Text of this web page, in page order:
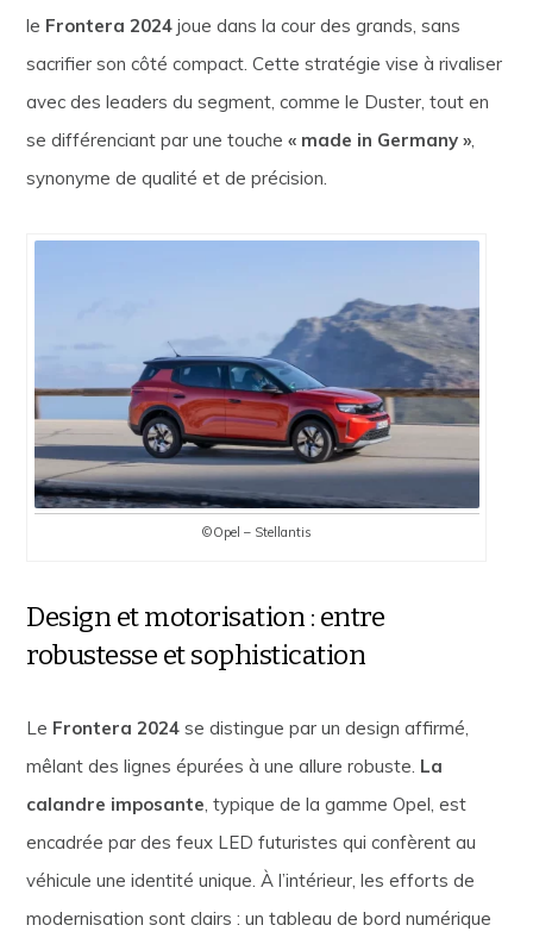
le Frontera 2024 joue dans la cour des grands, sans
sacrifier son côté compact. Cette stratégie vise à rivaliser
avec des leaders du segment, comme le Duster, tout en
se différenciant par une touche« made in Germany »,
synonyme de qualité et de précision.
©Opel – Stellantis
Design et motorisation : entre
robustesse et sophistication
Le Frontera 2024 se distingue par un design affirmé,
mêlant des lignes épurées à une allure robuste. La
calandre imposante, typique de la gamme Opel, est
encadrée par des feux LED futuristes qui confèrent au
véhicule une identité unique. À l’intérieur, les efforts de
modernisation sont clairs : un tableau de bord numérique